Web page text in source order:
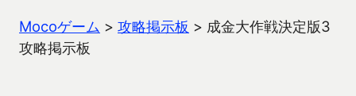
Mocoゲーム > 攻略掲示板 > 成金大作戦決定版3
攻略掲示板